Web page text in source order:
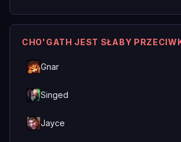
CHO'GATH JEST SŁABY
Gnar
Singed
Jayce